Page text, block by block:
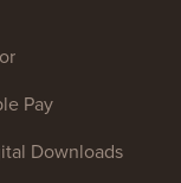
Pay
Downloads